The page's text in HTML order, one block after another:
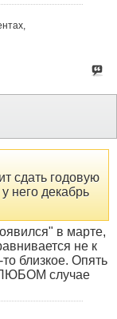
сдать годовую
него декабрь
в марте,
не к
близкое. Опять
ЛЮБОМ случае